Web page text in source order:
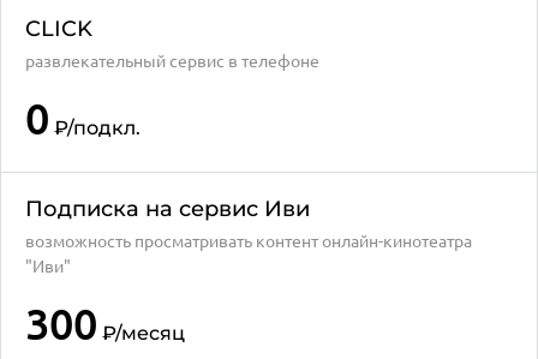
CLICK
развлекательный сервис в телефоне
0 ₽/подкл.
Подписка на сервис Иви
возможность просматривать контент онлайн-кинотеатра
"Иви"
300 ₽/месяц